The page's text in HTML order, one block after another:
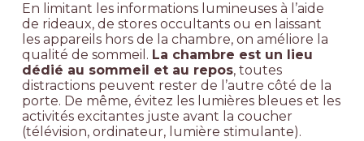
En limitant les informations lumineuses à l’aide
de rideaux, de stores occultants ou en laissant
les appareils hors de la chambre, on améliore la
qualité de sommeil. La chambre est un lieu
dédié au sommeil et au repos, toutes
distractions peuvent rester de l’autre côté de la
porte. De même, évitez les lumières bleues et les
activités excitantes juste avant la coucher
(télévision, ordinateur, lumière stimulante).